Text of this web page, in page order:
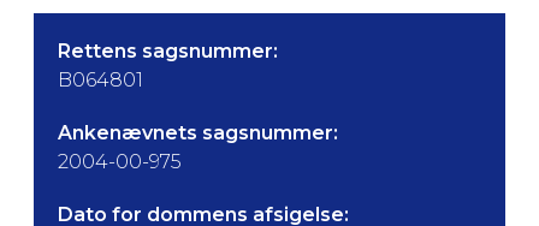
Rettens sagsnummer:
B064801
Ankenævnets sagsnummer:
2004-00-975
Dato for dommens afsigelse: